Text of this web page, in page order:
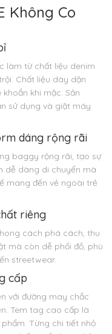
Không Co
làm từ chất liệu denim
Chất liệu dày dặn
khi mặc. Sản
sử dụng và giặt máy
dáng rộng rãi
baggy rộng rãi, tạo sự
dễ dàng di chuyển mà
mang đến vẻ ngoài trẻ
riêng
cách phá cách, thu
mà còn dễ phối đồ, phù
streetwear.
cấp
với đường may chắc
Tem tag cao cấp là
Từng chi tiết nhỏ